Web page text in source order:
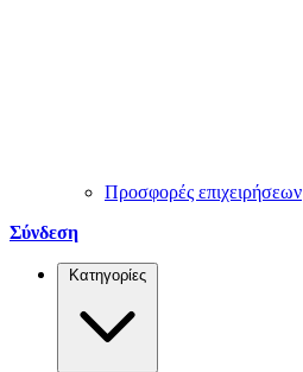
Προσφορές επιχειρήσεων
Σύνδεση
Κατηγορίες